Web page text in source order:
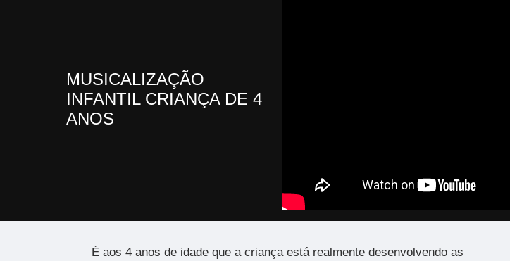
MUSICALIZAÇÃO
INFANTIL CRIANÇA DE 4
ANOS
É aos 4 anos de idade que a criança está realmente desenvolvendo as